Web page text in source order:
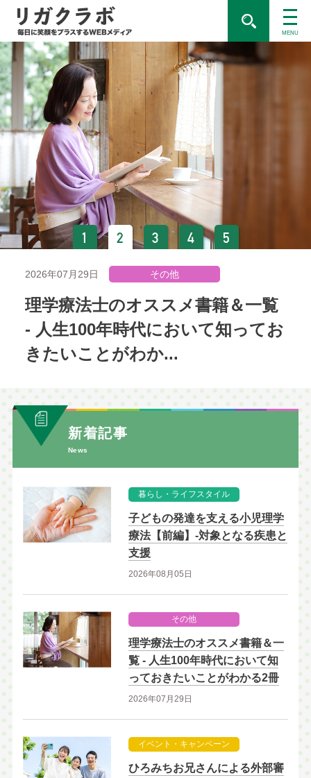
MENU
2026年07月22日 イベント・キャンペーン
ひろみちお兄さんによる外部
員賞も！第14回「笑顔をあき
ない。」写真コンテスト...
1 2 3 4 5
新着記事
News
2026年08月05日
暮らし・ライフスタイル
子どもの発達を支える小児理学
療法【前編】-対象となる疾患と
支援
2026年07月29日
その他
理学療法士のオススメ書籍＆一
覧 - 人生100年時代において知
っておきたいことがわかる2冊
イベント・キャンペーン
ひろみちお兄さんによる外部審